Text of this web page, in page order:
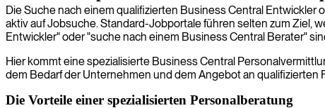
Die Suche nach einem qualifizierten Business Central
aktiv auf Jobsuche. Standard-Jobportale führen selten zum Ziel,
Entwickler" oder "suche nach einem Business Central Berater"
Hier kommt eine spezialisierte Business Central
dem Bedarf der Unternehmen und dem Angebot an qualifizierten
Die Vorteile einer spezialisierten Personalberatung